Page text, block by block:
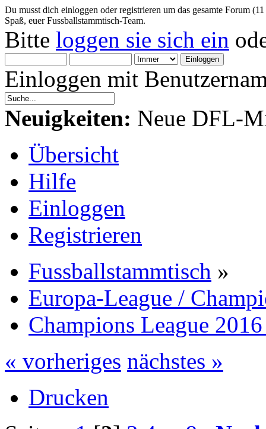
Du musst dich einloggen oder registrieren um das gesamte Forum
Spaß, euer Fussballstammtisch-Team.
Bitte loggen sie sich ein
Einloggen mit
Neuigkeiten: Neue DFL-
Übersicht
Hilfe
Einloggen
Registrieren
Fussballstammtisch »
Europa-League /
Champions League
« vorheriges nächstes »
Drucken